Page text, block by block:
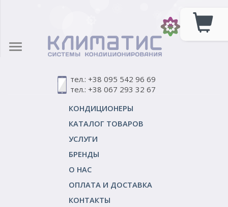
тел.: +38 095 542 96 69
тел.: +38 067 293 32 67
КОНДИЦИОНЕРЫ
КАТАЛОГ ТОВАРОВ
УСЛУГИ
БРЕНДЫ
О НАС
ОПЛАТА И ДОСТАВКА
КОНТАКТЫ